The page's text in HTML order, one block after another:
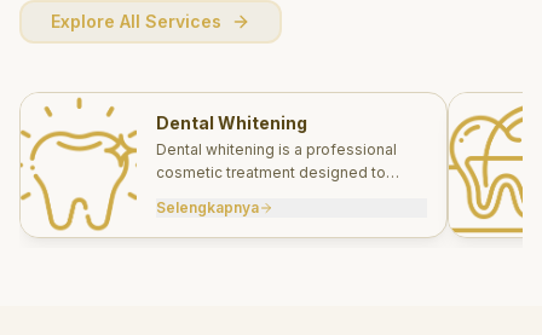
Explore All Services
Dental Whitening
Dental whitening is a professional
cosmetic treatment designed to
effectively.
Selengkapnya